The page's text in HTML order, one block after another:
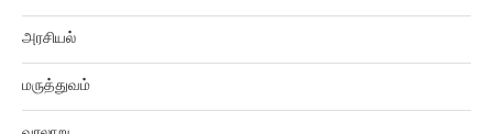
அரசியல்
மருத்துவம்
வரலாறு